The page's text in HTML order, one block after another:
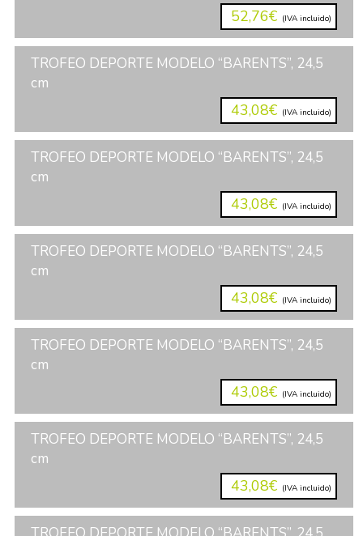
52,76€ (IVA incluido)
TROFEO DEPORTE MODELO “BARENTS”, 24,5
cm
43,08€ (IVA incluido)
TROFEO DEPORTE MODELO “BARENTS”, 24,5
cm
43,08€ (IVA incluido)
TROFEO DEPORTE MODELO “BARENTS”, 24,5
cm
43,08€ (IVA incluido)
TROFEO DEPORTE MODELO “BARENTS”, 24,5
cm
43,08€ (IVA incluido)
TROFEO DEPORTE MODELO “BARENTS”, 24,5
cm
43,08€ (IVA incluido)